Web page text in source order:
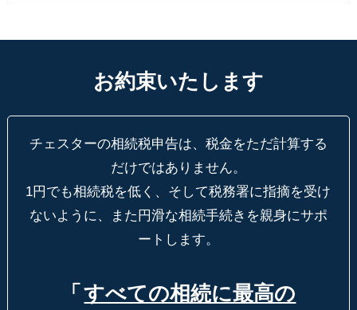
お約束いたします
チェスターの相続税申告は、税金をただ計算する
だけではありません。
1円でも相続税を低く、そして税務署に指摘を受け
ないように、
また円滑な相続手続きを親身にサポ
ートします。
「 すべての相続に最高の